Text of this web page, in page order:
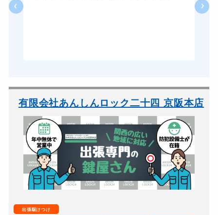
10,780円～(税込)
有限会社あんしんロック二十四 京阪本店
出張駆けつけ